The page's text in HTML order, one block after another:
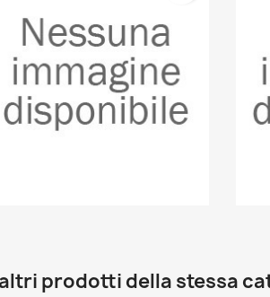
prodotti della stessa